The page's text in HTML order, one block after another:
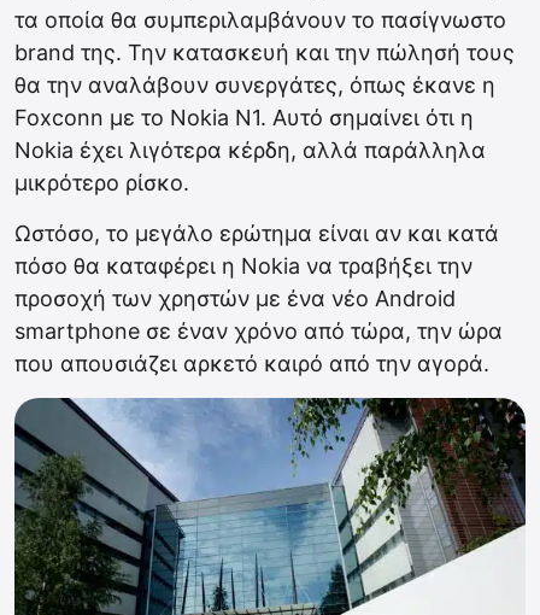
τα οποία θα συμπεριλαμβάνουν το πασίγνωστο
brand της. Την κατασκευή και την πώλησή τους
θα την αναλάβουν συνεργάτες, όπως έκανε η
Foxconn με το Nokia N1. Αυτό σημαίνει ότι η
Nokia έχει λιγότερα κέρδη, αλλά παράλληλα
μικρότερο ρίσκο.
Ωστόσο, το μεγάλο ερώτημα είναι αν και κατά
πόσο θα καταφέρει η Nokia να τραβήξει την
προσοχή των χρηστών με ένα νέο Android
smartphone σε έναν χρόνο από τώρα, την ώρα
που απουσιάζει αρκετό καιρό από την αγορά.